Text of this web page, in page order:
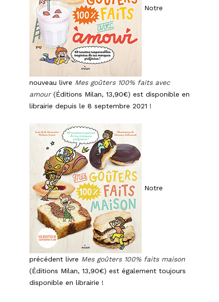
Notre
nouveau livre Mes goûters 100% faits avec
amour(Éditions Milan, 13,90€) est disponible en
librairie depuis le 8 septembre 2021 !
Notre
précédent livre Mes goûters 100% faits maison
(Éditions Milan, 13,90€) est également toujours
disponible en librairie !